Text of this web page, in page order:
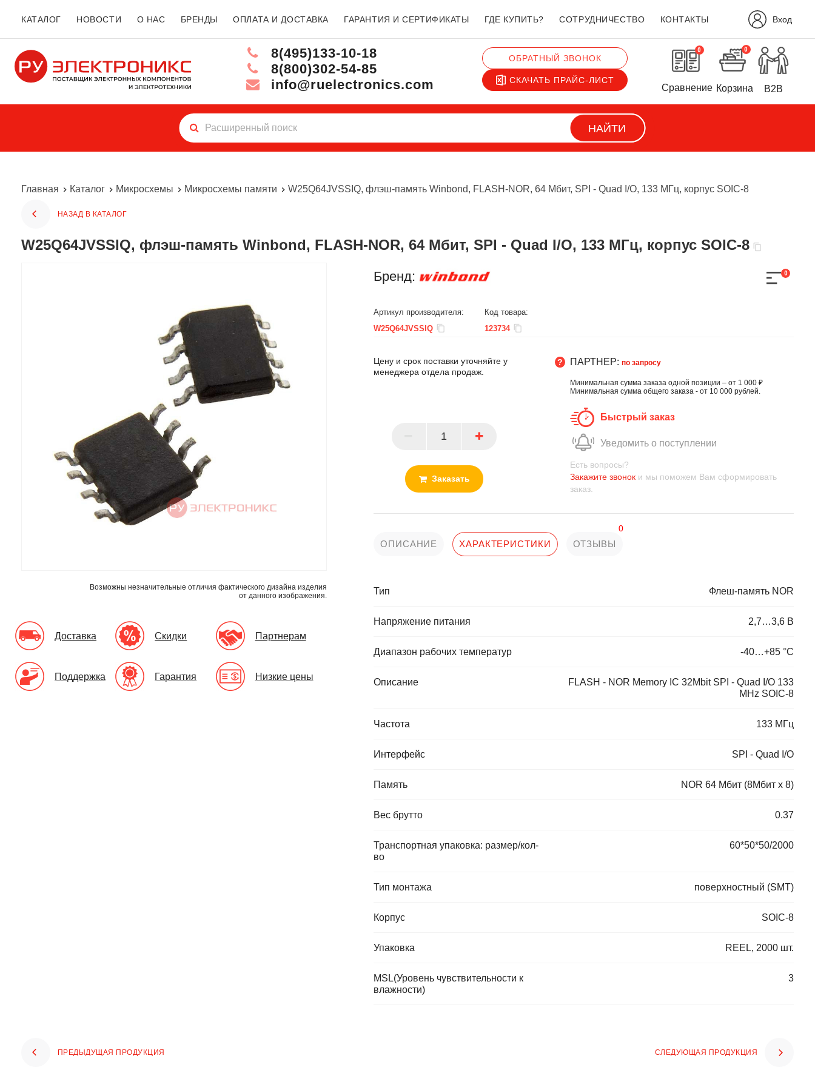
КАТАЛОГ НОВОСТИ О НАС БРЕНДЫ ОПЛАТА И ДОСТАВКА ГАРАНТИЯ И СЕРТИФИКАТЫ ГДЕ КУПИТЬ? СОТРУДНИЧЕСТВО КОНТАКТЫ Вход
8(495)133-10-18
8(800)302-54-85
info@ruelectronics.com
ОБРАТНЫЙ ЗВОНОК
СКАЧАТЬ ПРАЙС-ЛИСТ
0
Сравнение
0
Корзина B2B
НАЙТИ
Главная Каталог Микросхемы Микросхемы памяти W25Q64JVSSIQ, флэш-память Winbond, FLASH-NOR, 64 Мбит, SPI - Quad I/O, 133 МГц, корпус SOIC-8
НАЗАД В КАТАЛОГ
W25Q64JVSSIQ, флэш-память Winbond, FLASH-NOR, 64 Мбит, SPI - Quad I/O, 133 МГц, корпус SOIC-8
Возможны незначительные отличия фактического дизайна изделия
от данного изображения.
Доставка Скидки Партнерам
Поддержка Гарантия Низкие цены
Бренд: 0
Артикул производителя:
W25Q64JVSSIQ
Код товара:
123734
Цену и срок поставки уточняйте у
менеджера отдела продаж.
Заказать
ПАРТНЕР: по запросу
Минимальная сумма заказа одной позиции – от 1 000 ₽
Минимальная сумма общего заказа - от 10 000 рублей.
Быстрый заказ
Уведомить о поступлении
Есть вопросы?
Закажите звоноки мы поможем Вам сформировать
заказ.
ОПИСАНИЕ ХАРАКТЕРИСТИКИ ОТЗЫВЫ
0
Тип Флеш-память NOR
Напряжение питания 2,7…3,6 В
Диапазон рабочих температур -40…+85 °С
Описание
FLASH - NOR Memory IC 32Mbit SPI - Quad I/O 133
MHz SOIC-8
Частота 133 МГц
Интерфейс SPI - Quad I/O
Память NOR 64 Мбит (8Мбит х 8)
Вес брутто 0.37
Транспортная упаковка: размер/кол-
во
60*50*50/2000
Тип монтажа поверхностный (SMT)
Корпус SOIC-8
Упаковка REEL, 2000 шт.
MSL(Уровень чувствительности к
влажности)
3
ПРЕДЫДУЩАЯ ПРОДУКЦИЯ СЛЕДУЮЩАЯ ПРОДУКЦИЯ